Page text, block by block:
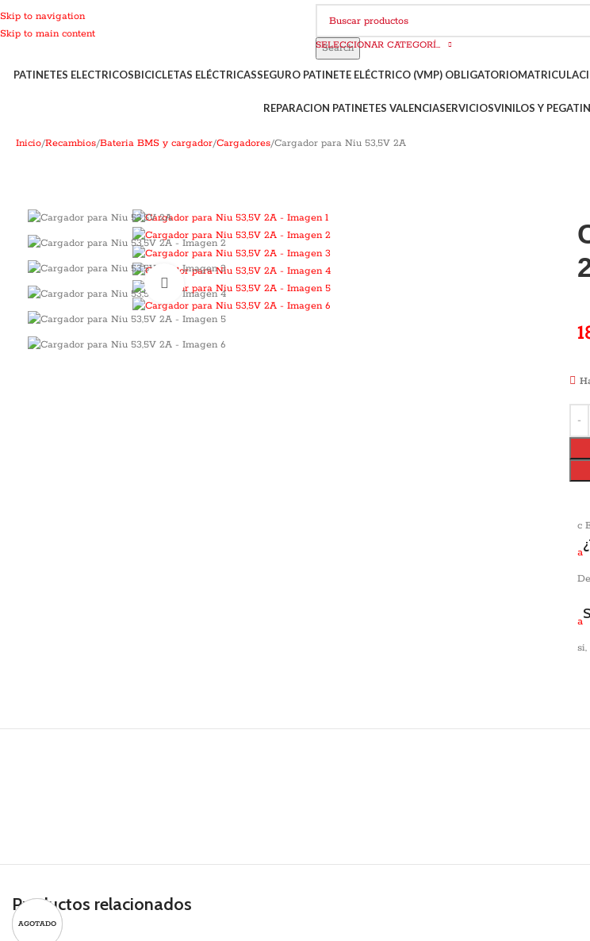
Skip to navigation
Skip to main content
SELECCIONAR CATEGORÍA
Search
PATINETES ELECTRICOSBICICLETAS ELÉCTRICASSEGURO PATINETE ELÉCTRICO (VMP) OBLIGATORIO
REPARACION PATINETES VALENCIASERVICIOSVINILOS Y
Inicio Recambios Bateria BMS y cargador Cargadores Cargador para Niu 53,5V 2A
c
a
a
si,
Productos relacionados
AGOTADO
AGOTADO